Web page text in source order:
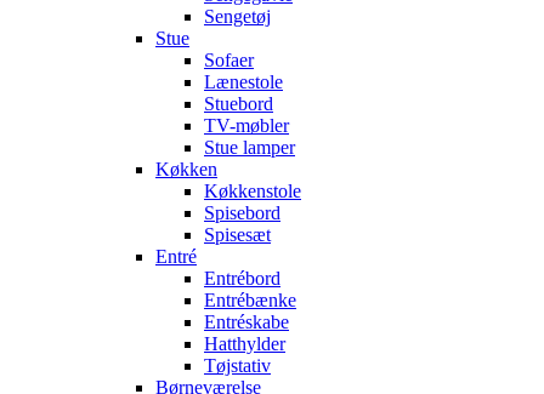
Sengetøj
Stue
Sofaer
Lænestole
Stuebord
TV-møbler
Stue lamper
Køkken
Køkkenstole
Spisebord
Spisesæt
Entré
Entrébord
Entrébænke
Entréskabe
Hatthylder
Tøjstativ
Børneværelse